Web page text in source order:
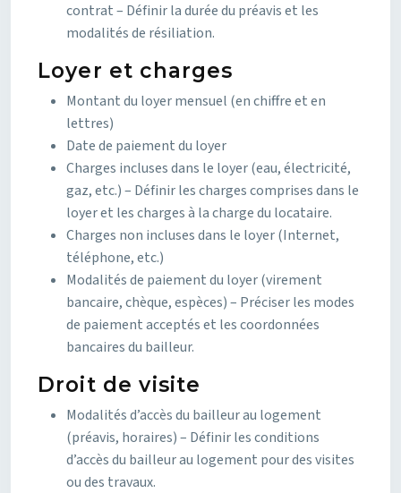
contrat – Définir la durée du préavis et les
modalités de résiliation.
Loyer et charges
Montant du loyer mensuel (en chiffre et en
lettres)
Date de paiement du loyer
Charges incluses dans le loyer (eau, électricité,
gaz, etc.) – Définir les charges comprises dans le
loyer et les charges à la charge du locataire.
Charges non incluses dans le loyer (Internet,
téléphone, etc.)
Modalités de paiement du loyer (virement
bancaire, chèque, espèces) – Préciser les modes
de paiement acceptés et les coordonnées
bancaires du bailleur.
Droit de visite
Modalités d’accès du bailleur au logement
(préavis, horaires) – Définir les conditions
d’accès du bailleur au logement pour des visites
ou des travaux.